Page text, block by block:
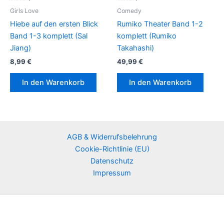
Girls Love
Hiebe auf den ersten Blick
Band 1-3 komplett (Sal
Jiang)
8,99 €
In den Warenkorb
Comedy
Rumiko Theater Band 1-2
komplett (Rumiko
Takahashi)
49,99 €
In den Warenkorb
AGB & Widerrufsbelehrung
Cookie-Richtlinie (EU)
Datenschutz
Impressum